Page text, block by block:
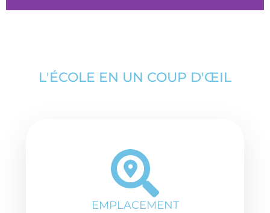
L'ÉCOLE EN UN COUP D'ŒIL
EMPLACEMENT